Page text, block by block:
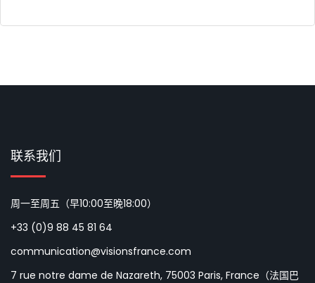
联系我们
周一至周五（早10:00至晚18:00）
+33 (0)9 88 45 81 64
communication@visionsfrance.com
7 rue notre dame de Nazareth, 75003 Paris, France（法国巴